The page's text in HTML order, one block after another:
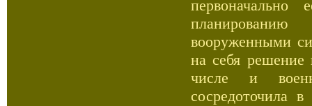
первоначально
планированию
вооруженными
на себя решение
числе и
сосредоточила